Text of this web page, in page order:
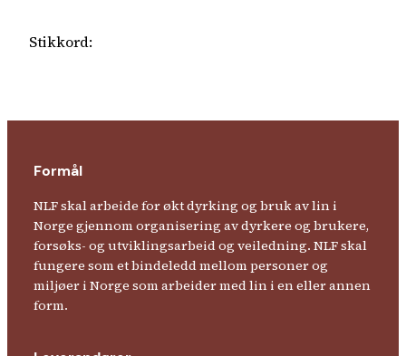
Stikkord:
Formål
NLF skal arbeide for økt dyrking og bruk av lin i
Norge gjennom organisering av dyrkere og brukere,
forsøks- og utviklingsarbeid og veiledning. NLF skal
fungere som et bindeledd mellom personer og
miljøer i Norge som arbeider med lin i en eller annen
form.